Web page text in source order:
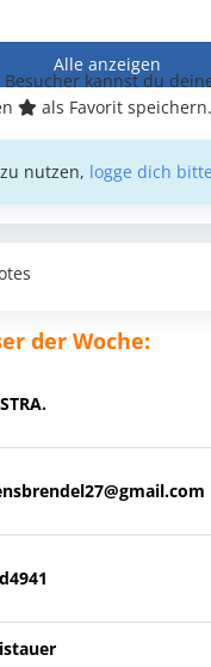
Alle anzeigen
kannst du
als Favorit speichern.
nutzen, logge dich
der Woche: